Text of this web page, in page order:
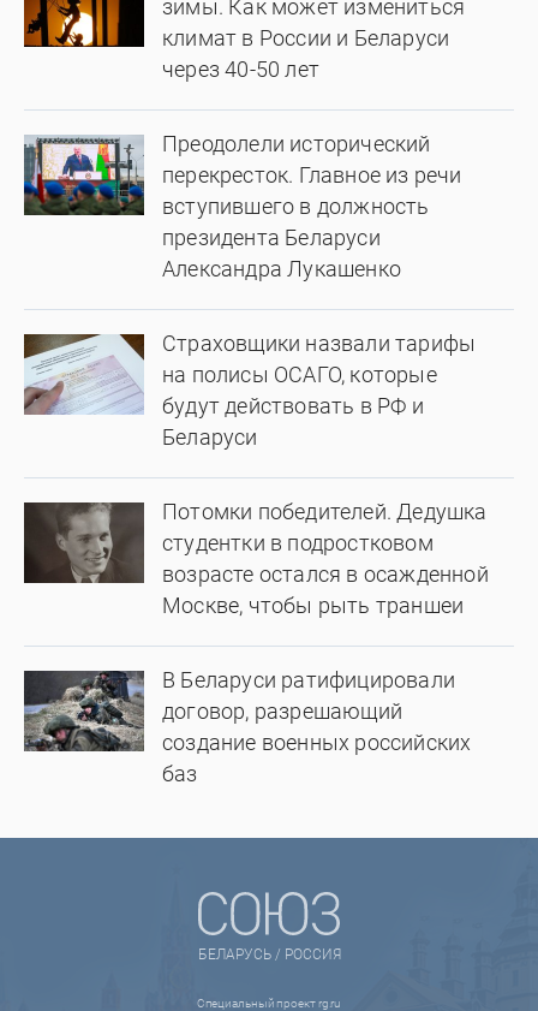
зимы. Как может измениться
климат в России и Беларуси
через 40-50 лет
Преодолели исторический
перекресток. Главное из речи
вступившего в должность
президента Беларуси
Александра Лукашенко
Страховщики назвали тарифы
на полисы ОСАГО, которые
будут действовать в РФ и
Беларуси
Потомки победителей. Дедушка
студентки в подростковом
возрасте остался в осажденной
Москве, чтобы рыть траншеи
В Беларуси ратифицировали
договор, разрешающий
создание военных российских
баз
БЕЛАРУСЬ / РОССИЯ
Специальный проект rg.ru